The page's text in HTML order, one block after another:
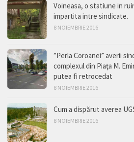
Voineasa, o statiune in
impartita intre sindicate.
8 NOIEMBRIE 2016
”Perla Coroanei” averii
complexul din Piaţa M.
putea fi retrocedat
8 NOIEMBRIE 2016
Cum a dispărut averea
8 NOIEMBRIE 2016